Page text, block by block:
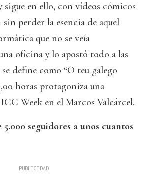
en ello, con vídeos cómicos
perder la esencia de aquel
que no se veía
oficina y lo apostó todo a las
define como “O teu galego
horas protagoniza una
Week en el Marcos Valcárcel.
5.000 seguidores a unos cuantos